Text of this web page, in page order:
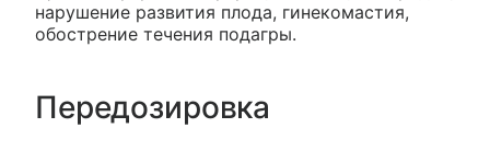
нарушение развития плода, гинекомастия,
обострение течения подагры.
Передозировка